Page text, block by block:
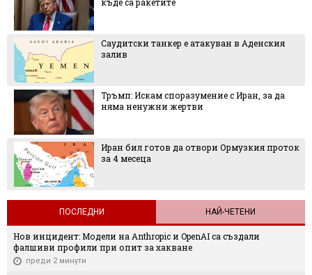
къде са ракетите
Саудитски танкер е атакуван в Аденския
залив
Тръмп: Искам споразумение с Иран, за да
няма ненужни жертви
Иран бил готов да отвори Ормузкия проток
за 4 месеца
ПОСЛЕДНИ НАЙ-ЧЕТЕНИ
Нов инцидент: Модели на Anthropic и OpenAI са създали
фалшиви профили при опит за хакване
преди 2 минути